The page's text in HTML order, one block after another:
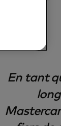
En tant